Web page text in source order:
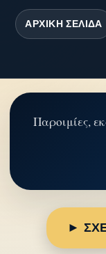
ΑΡΧΙΚΉ ΣΕΛΊΔΑ
Παροιμίες,
►